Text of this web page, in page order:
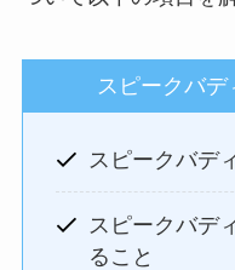
スピークバデ
スピークバデ
スピークバデ
ること